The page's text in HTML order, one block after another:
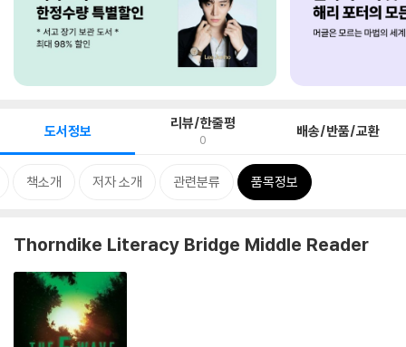
도서정보 리뷰/한줄평
0 배송/반품/교환
책소개 저자 소개 관련분류 품목정보
Thorndike Literacy Bridge Middle Reader